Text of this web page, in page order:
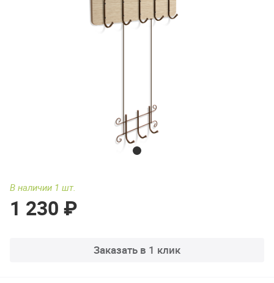
В наличии 1 шт.
1 230 ₽
Заказать в 1 клик